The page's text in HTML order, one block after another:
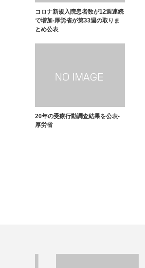
コロナ新規入院患者数が12週連続
で増加-厚労省が第33週の取りま
とめ公表
20年の受療行動調査結果を公表-
厚労省